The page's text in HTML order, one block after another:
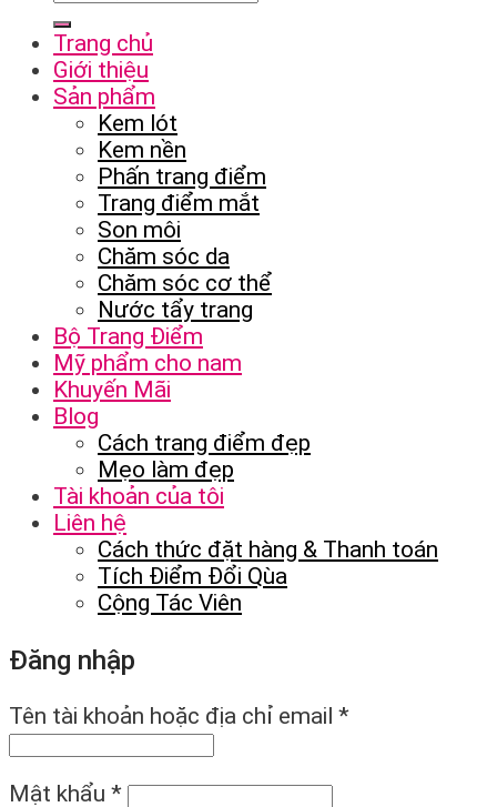
Trang chủ
Giới thiệu
Sản phẩm
Kem lót
Kem nền
Phấn trang điểm
Trang điểm mắt
Son môi
Chăm sóc da
Chăm sóc cơ thể
Nước tẩy trang
Bộ Trang Điểm
Mỹ phẩm cho nam
Khuyến Mãi
Blog
Cách trang điểm đẹp
Mẹo làm đẹp
Tài khoản của tôi
Liên hệ
Cách thức đặt hàng & Thanh toán
Tích Điểm Đổi Qùa
Cộng Tác Viên
Đăng nhập
Tên tài khoản hoặc địa chỉ email *
Mật khẩu *